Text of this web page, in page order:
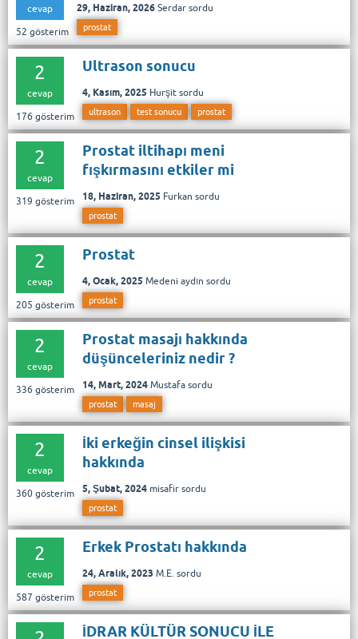
cevap
52 gösterim
29, Haziran, 2026 Serdar sordu
prostat
2
cevap
176 gösterim
Ultrason sonucu
4, Kasım, 2025 Hurşit sordu
ultrason test sonucu prostat
2
cevap
319 gösterim
Prostat iltihapı meni
fışkırmasını etkiler mi
18, Haziran, 2025 Furkan sordu
prostat
2
cevap
205 gösterim
Prostat
4, Ocak, 2025 Medeni aydın sordu
prostat
2
cevap
336 gösterim
Prostat masajı hakkında
düşünceleriniz nedir ?
14, Mart, 2024 Mustafa sordu
prostat masaj
2
cevap
360 gösterim
İki erkeğin cinsel ilişkisi
hakkında
5, Şubat, 2024 misafir sordu
prostat
2
cevap
587 gösterim
Erkek Prostatı hakkında
24, Aralık, 2023 M.E. sordu
prostat
İDRAR KÜLTÜR SONUCU İLE